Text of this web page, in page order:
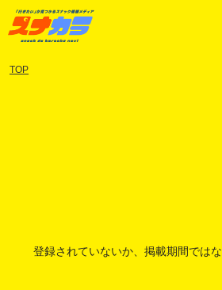
TOP
登録されていないか、掲載期間では